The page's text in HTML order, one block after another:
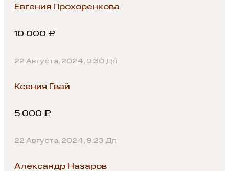
Евгения Прохоренкова
10 000 ₽
22 Августа, 2024, 9:30 Дп
Ксения Гвай
5 000 ₽
22 Августа, 2024, 9:23 Дп
Александр Назаров